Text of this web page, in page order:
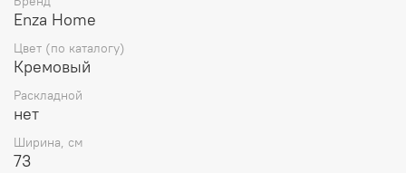
Enza Home
Цвет (по каталогу)
Кремовый
Раскладной
нет
Ширина, см
73